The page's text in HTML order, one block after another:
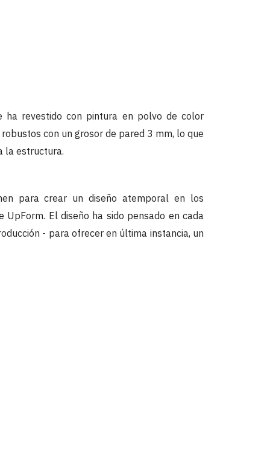
ha revestido con pintura en polvo de color
con un grosor de pared 3 mm, lo que
la estructura.
para crear un diseño atemporal en los
UpForm. El diseño ha sido pensado en cada
- para ofrecer en última instancia, un